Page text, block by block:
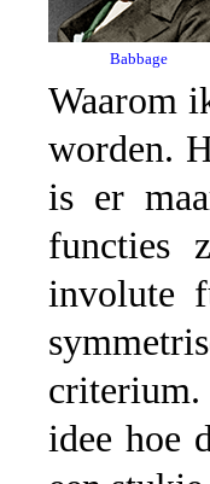
Babbage
Waarom
worden.
is er
functies
involute
idee hoe